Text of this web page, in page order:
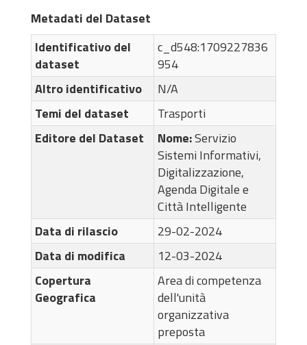
Metadati del Dataset
Identificativo del
dataset
c_d548:1709227836
954
Altro identificativo
N/A
Temi del dataset
Trasporti
Editore del Dataset
Nome:Servizio
Sistemi Informativi,
Digitalizzazione,
Agenda Digitale e
Città Intelligente
Data di rilascio
29-02-2024
Data di modifica
12-03-2024
Copertura
Geografica
Area di competenza
dell'unità
organizzativa
preposta